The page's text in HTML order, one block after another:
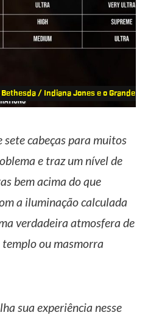
Bethesda / Indiana Jones e o Grande
sete cabeças para muitos
e traz um nível de
bem acima do que
a iluminação calculada
verdadeira atmosfera de
ou masmorra
sua experiência nesse